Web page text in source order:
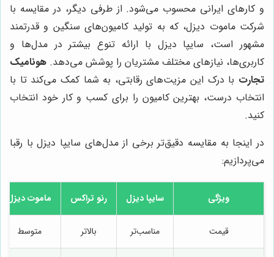
و کارهای ایرانی محسوب می‌شود. از طرفی دیگر، در مقایسه با
شرکت ماموت دیزل، که به تولید کامیون‌های سنگین و قدرتمند
مشهور است، سایپا دیزل با ارائه تنوع بیشتر در مدل‌ها و
کاربری‌ها، نیازهای مختلف مشتریان را پوشش می‌دهد. هونامیک
تجارت با درک این مزیت‌های رقابتی، به شما کمک می‌کند تا با
انتخاب درست، بهترین کامیون را برای کسب و کار خود انتخاب
کنید.
در اینجا به مقایسه دقیق‌تر برخی از مدل‌های سایپا دیزل با رقبا
می‌پردازیم:
ویژگی سایپا دیزل رنو تراکس ماموت دیزل
قیمت مناسب‌تر بالاتر متوسط